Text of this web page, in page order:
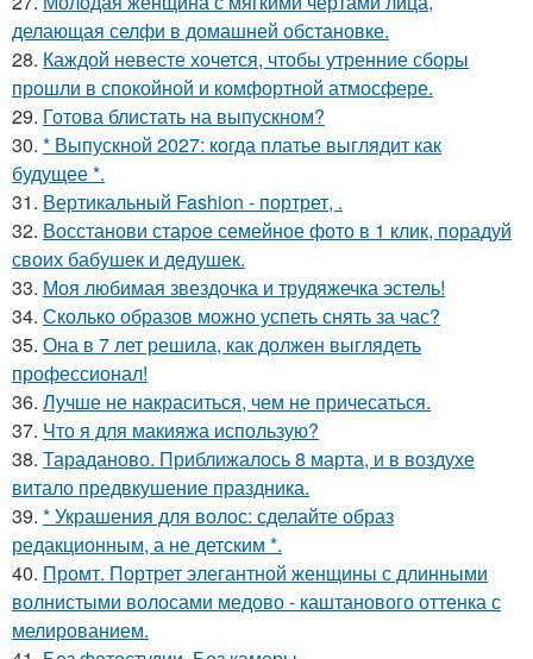
делающая селфи в домашней обстановке.
28. Каждой невесте хочется, чтобы утренние сборы
прошли в спокойной и комфортной атмосфере.
29. Готова блистать на выпускном?
30. * Выпускной 2027: когда платье выглядит как
будущее *.
31. Вертикальный Fashion - портрет, .
32. Восстанови старое семейное фото в 1 клик, порадуй
своих бабушек и дедушек.
33. Моя любимая звездочка и трудяжечка эстель!
34. Сколько образов можно успеть снять за час?
35. Она в 7 лет решила, как должен выглядеть
профессионал!
36. Лучше не накраситься, чем не причесаться.
37. Что я для макияжа использую?
38. Тараданово. Приближалось 8 марта, и в воздухе
витало предвкушение праздника.
39. * Украшения для волос: сделайте образ
редакционным, а не детским *.
40. Промт. Портрет элегантной женщины с длинными
волнистыми волосами медово - каштанового оттенка с
мелированием.